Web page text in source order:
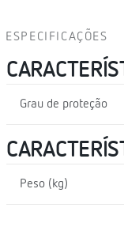
ESPECIFICAÇÕES
Grau de proteção
Peso (kg)